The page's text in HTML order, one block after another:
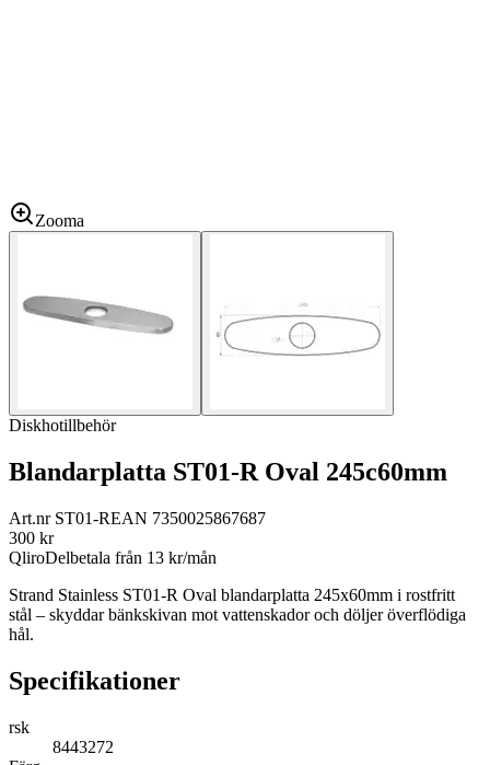
Zooma
Diskhotillbehör
Blandarplatta ST01-R Oval 245c60mm
Art.nr ST01-REAN 7350025867687
300 kr
QliroDelbetala från 13 kr/mån
Strand Stainless ST01-R Oval blandarplatta 245x60mm i rostfritt
stål – skyddar bänkskivan mot vattenskador och döljer överflödiga
hål.
Specifikationer
rsk
8443272